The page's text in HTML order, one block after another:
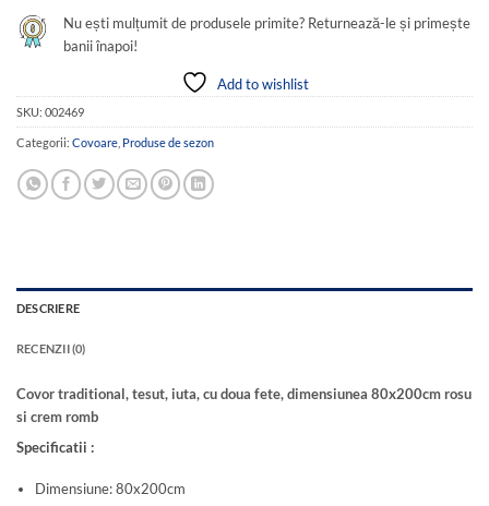
Nu ești mulțumit de produsele primite? Returnează-le și primește
banii înapoi!
Add to wishlist
SKU: 002469
Categorii: Covoare Produse de sezon
DESCRIERE
RECENZII (0)
Covor traditional, tesut, iuta, cu doua fete, dimensiunea 80x200cm rosu
si crem romb
Specificatii :
Dimensiune: 80x200cm